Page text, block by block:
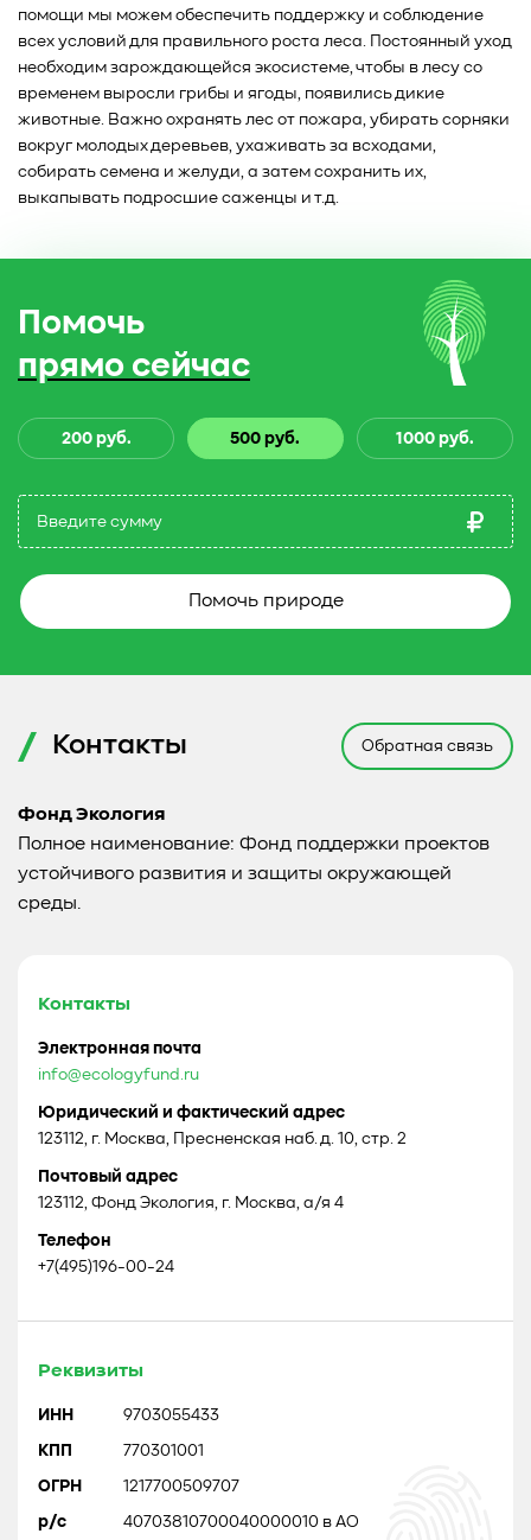
помощи мы можем обеспечить поддержку и соблюдение
всех условий для правильного роста леса. Постоянный уход
необходим зарождающейся экосистеме, чтобы в лесу со
временем выросли грибы и ягоды, появились дикие
животные. Важно охранять лес от пожара, убирать сорняки
вокруг молодых деревьев, ухаживать за всходами,
собирать семена и желуди, а затем сохранить их,
выкапывать подросшие саженцы и т.д.
Помочь
прямо сейчас
200 руб. 500 руб. 1000 руб.
Помочь природе
Контакты Обратная связь
Фонд Экология
Полное наименование: Фонд поддержки проектов
устойчивого развития и защиты окружающей
среды.
Контакты
Электронная почта
info@ecologyfund.ru
Юридический и фактический адрес
123112, г. Москва, Пресненская наб. д. 10, стр. 2
Почтовый адрес
123112, Фонд Экология, г. Москва, а/я 4
Телефон
+7(495)196-00-24
Реквизиты
ИНН 9703055433
КПП 770301001
ОГРН 1217700509707
р/с 40703810700040000010 в АО